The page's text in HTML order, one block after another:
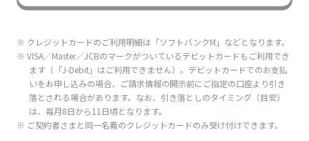
※ クレジットカードのご利用明細は「ソフトバンクM」などとなります。
※ VISA／Master／JCBのマークがついているデビットカードもご利用でき
ます（「J-Debit」はご利用できません）。デビットカードでのお支払
いをお申し込みの場合、ご請求情報の開示前にご指定の口座より引き
落とされる場合があります。なお、引き落としのタイミング（目安）
は、毎月8日から11日頃となります。
※ ご契約者さまと同一名義のクレジットカードのみ受け付けできます。